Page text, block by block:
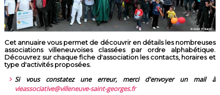
Cet annuaire vous permet de découvrir en détails les nombreuses
associations villeneuvoises classées par ordre alphabétique.
Découvrez sur chaque fiche d'association les contacts, horaires et
type d'activités proposées.
Si vous constatez une erreur, merci d'envoyer un mail à
vieassociative@villeneuve-saint-georges.fr